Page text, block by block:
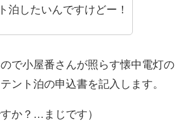
泊したいんですけどー！
で小屋番さんが照らす懐中電灯の
ント泊の申込書を記入します。
か？…まじです）